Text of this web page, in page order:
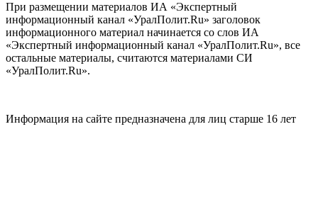
При размещении материалов ИА «Экспертный
информационный канал «УралПолит.Ru» заголовок
информационного материал начинается со слов ИА
«Экспертный информационный канал «УралПолит.Ru», все
остальные материалы, считаются материалами СИ
«УралПолит.Ru».
Информация на сайте предназначена для лиц старше 16 лет